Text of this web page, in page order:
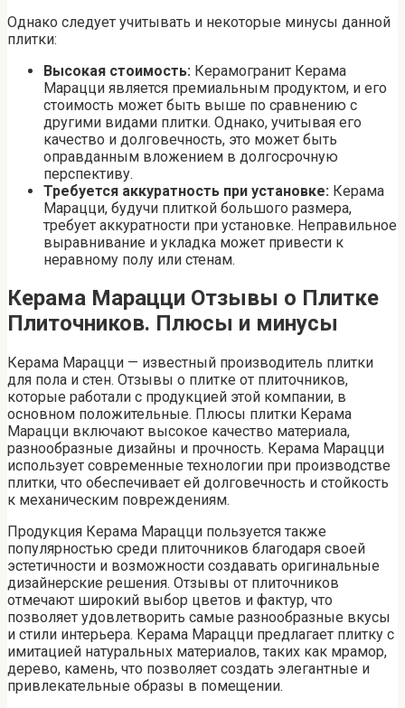
Однако следует учитывать и некоторые минусы данной
плитки:
Высокая стоимость: Керамогранит Керама
Марацци является премиальным продуктом, и его
стоимость может быть выше по сравнению с
другими видами плитки. Однако, учитывая его
качество и долговечность, это может быть
оправданным вложением в долгосрочную
перспективу.
Требуется аккуратность при установке: Керама
Марацци, будучи плиткой большого размера,
требует аккуратности при установке. Неправильное
выравнивание и укладка может привести к
неравному полу или стенам.
Керама Марацци Отзывы о Плитке
Плиточников. Плюсы и минусы
Керама Марацци — известный производитель плитки
для пола и стен. Отзывы о плитке от плиточников,
которые работали с продукцией этой компании, в
основном положительные. Плюсы плитки Керама
Марацци включают высокое качество материала,
разнообразные дизайны и прочность. Керама Марацци
использует современные технологии при производстве
плитки, что обеспечивает ей долговечность и стойкость
к механическим повреждениям.
Продукция Керама Марацци пользуется также
популярностью среди плиточников благодаря своей
эстетичности и возможности создавать оригинальные
дизайнерские решения. Отзывы от плиточников
отмечают широкий выбор цветов и фактур, что
позволяет удовлетворить самые разнообразные вкусы
и стили интерьера. Керама Марацци предлагает плитку с
имитацией натуральных материалов, таких как мрамор,
дерево, камень, что позволяет создать элегантные и
привлекательные образы в помещении.